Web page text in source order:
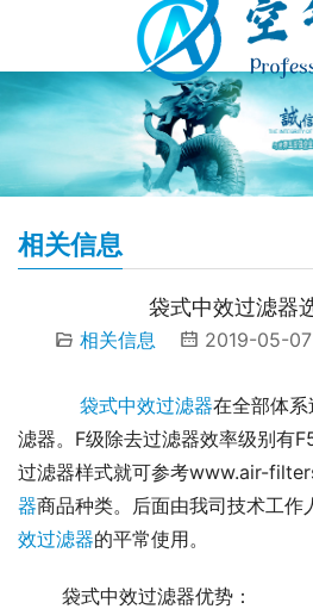
相关信息
袋式中效过滤器
相关信息 2019-05-
袋式中效过滤器在全部体
滤器。F级除去过滤器效率级别有
过滤器样式就可参考www.air-
器商品种类。后面由我司技术工作
效过滤器的平常使用。
袋式中效过滤器优势：